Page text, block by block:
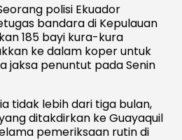
polisi Ekuador
bandara di Kepulauan
185 bayi kura-kura
ke dalam koper untuk
jaksa penuntut pada Senin
tidak lebih dari tiga bulan,
ditakdirkan ke Guayaquil
pemeriksaan rutin di